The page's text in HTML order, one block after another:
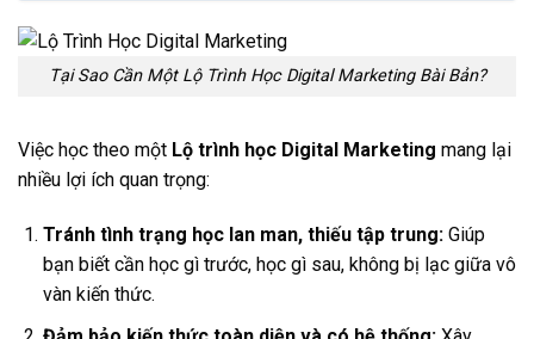
Tại Sao Cần Một Lộ Trình Học Digital Marketing Bài Bản?
Việc học theo một Lộ trình học Digital Marketing mang lại
nhiều lợi ích quan trọng:
Tránh tình trạng học lan man, thiếu tập trung:Giúp
bạn biết cần học gì trước, học gì sau, không bị lạc giữa vô
vàn kiến thức.